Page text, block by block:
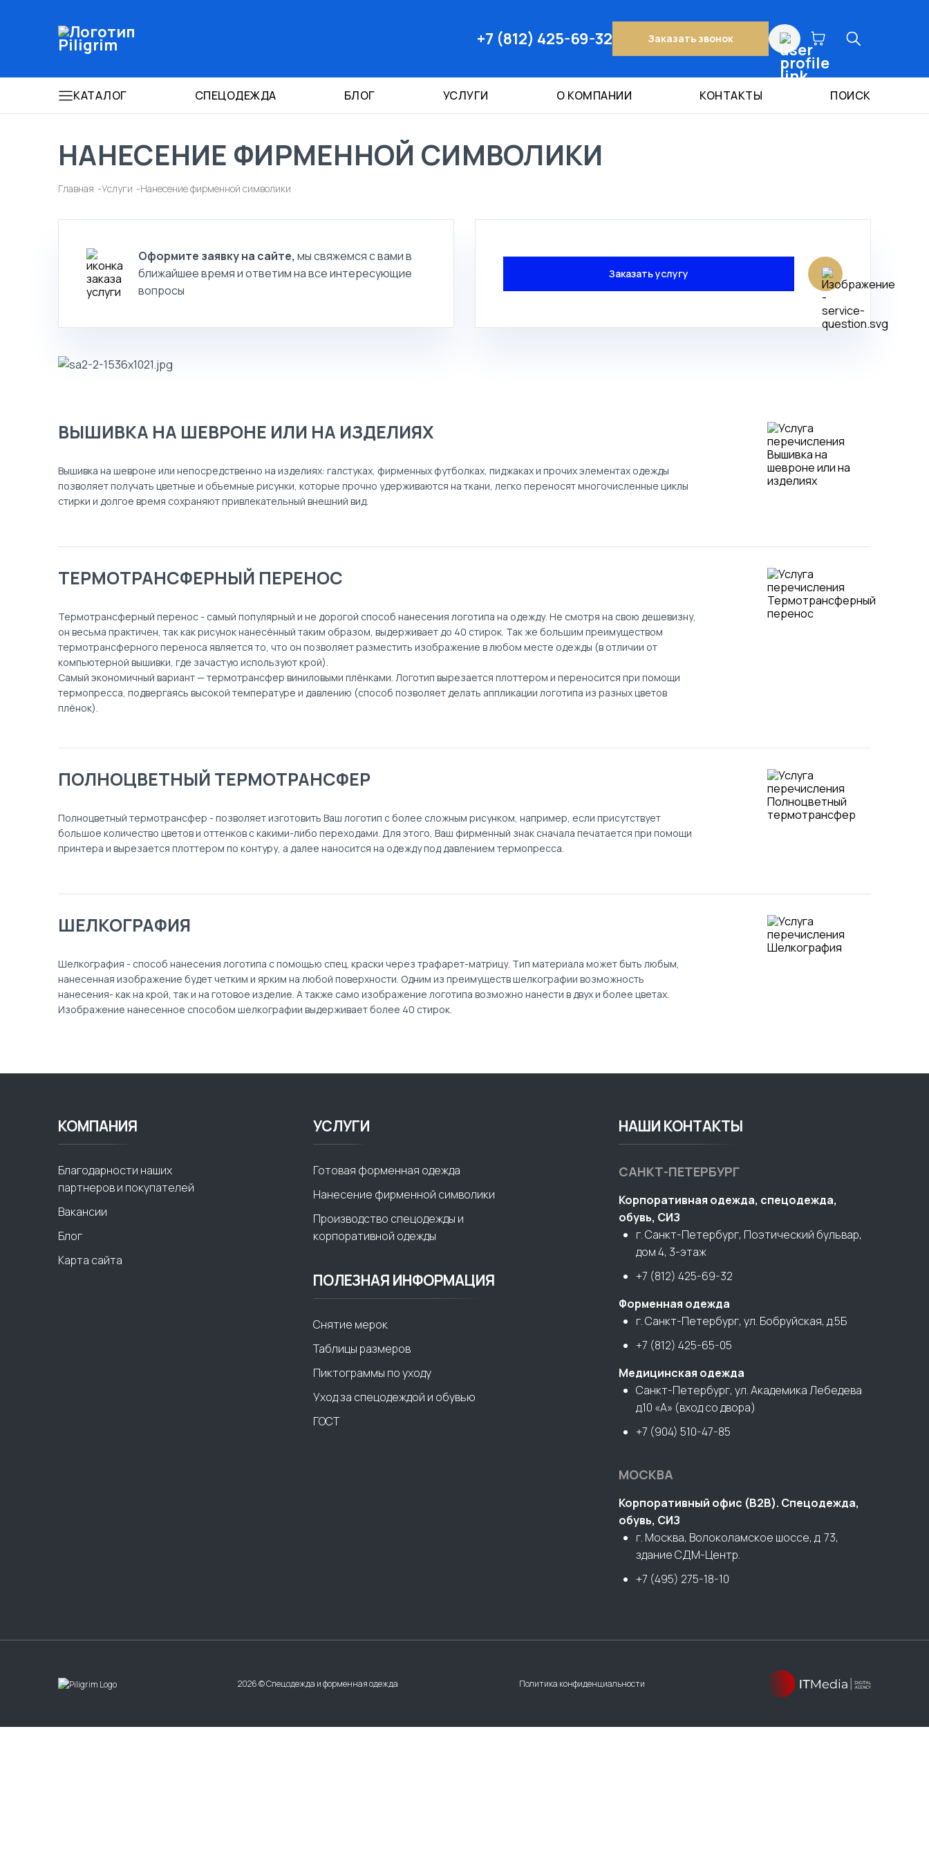
+7 (812) 425-69-32 Заказать звонок
КАТАЛОГ СПЕЦОДЕЖДА БЛОГ УСЛУГИ О КОМПАНИИ КОНТАКТЫ ПОИСК
О КОМПАНИИ
НАНЕСЕНИЕ ФИРМЕННОЙ СИМВОЛИКИ
Главная Услуги Нанесение фирменной символики
Оформите заявку на сайте, мы свяжемся с вами в
ближайшее время и ответим на все интересующие
вопросы
Заказать услугу
ВЫШИВКА НА ШЕВРОНЕ ИЛИ НА ИЗДЕЛИЯХ
Вышивка на шевроне или непосредственно на изделиях: галстуках, фирменных футболках, пиджаках и прочих элементах одежды
позволяет получать цветные и объемные рисунки, которые прочно удерживаются на ткани, легко переносят многочисленные циклы
стирки и долгое время сохраняют привлекательный внешний вид.
ТЕРМОТРАНСФЕРНЫЙ ПЕРЕНОС
Термотрансферный перенос - самый популярный и не дорогой способ нанесения логотипа на одежду. Не смотря на свою дешевизну,
он весьма практичен, так как рисунок нанесённый таким образом, выдерживает до 40 стирок. Так же большим преимуществом
термотрансферного переноса является то, что он позволяет разместить изображение в любом месте одежды (в отличии от
компьютерной вышивки, где зачастую используют крой).
Самый экономичный вариант — термотрансфер виниловыми плёнками. Логотип вырезается плоттером и переносится при помощи
термопресса, подвергаясь высокой температуре и давлению (способ позволяет делать аппликации логотипа из разных цветов
плёнок).
ПОЛНОЦВЕТНЫЙ ТЕРМОТРАНСФЕР
Полноцветный термотрансфер - позволяет изготовить Ваш логотип с более сложным рисунком, например, если присутствует
большое количество цветов и оттенков с какими-либо переходами. Для этого, Ваш фирменный знак сначала печатается при помощи
принтера и вырезается плоттером по контуру, а далее наносится на одежду под давлением термопресса.
ШЕЛКОГРАФИЯ
Шелкография - способ нанесения логотипа с помощью спец. краски через трафарет-матрицу. Тип материала может быть любым,
нанесенная изображение будет четким и ярким на любой поверхности. Одним из преимуществ шелкографии возможность
нанесения- как на крой, так и на готовое изделие. А также само изображение логотипа возможно нанести в двух и более цветах.
Изображение нанесенное способом шелкографии выдерживает более 40 стирок.
КОМПАНИЯ
Благодарности наших
партнеров и покупателей
Вакансии
Блог
Карта сайта
УСЛУГИ
Готовая форменная одежда
Нанесение фирменной символики
Производство спецодежды и
корпоративной одежды
ПОЛЕЗНАЯ ИНФОРМАЦИЯ
Снятие мерок
Таблицы размеров
Пиктограммы по уходу
Уход за спецодеждой и обувью
ГОСТ
НАШИ КОНТАКТЫ
САНКТ-ПЕТЕРБУРГ
Корпоративная одежда, спецодежда,
обувь, СИЗ
г. Санкт-Петербург, Поэтический бульвар,
дом 4, 3-этаж
+7 (812) 425-69-32
Форменная одежда
г. Санкт-Петербург, ул. Бобруйская, д.5Б
+7 (812) 425-65-05
Медицинская одежда
Санкт-Петербург, ул. Академика Лебедева
д.10 «А» (вход со двора)
+7 (904) 510-47-85
МОСКВА
Корпоративный офис (В2В). Спецодежда,
обувь, СИЗ
г. Москва, Волоколамское шоссе, д. 73,
здание СДМ-Центр.
+7 (495) 275-18-10
2026 © Спецодежда и форменная одежда Политика конфиденциальности